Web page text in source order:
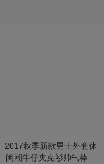
2017秋季新款男士外套休
闲潮牛仔夹克衫帅气棒球